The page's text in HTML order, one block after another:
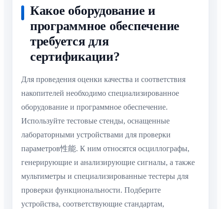
Какое оборудование и
программное обеспечение
требуется для
сертификации?
Для проведения оценки качества и соответствия
накопителей необходимо специализированное
оборудование и программное обеспечение.
Используйте тестовые стенды, оснащенные
лабораторными устройствами для проверки
параметров性能. К ним относятся осциллографы,
генерирующие и анализирующие сигналы, а также
мультиметры и специализированные тестеры для
проверки функциональности. Подберите
устройства, соответствующие стандартам,